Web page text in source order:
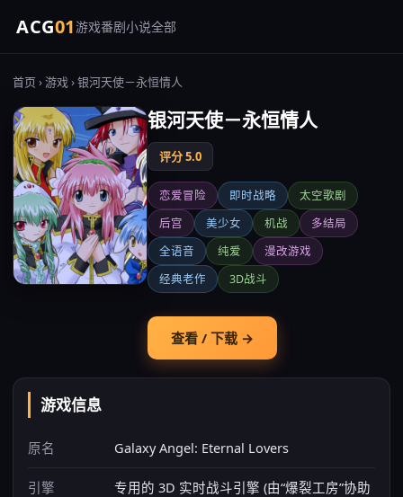
ACG01游戏番剧小说全部
首页 ›游戏› 银河天使－永恒情人
银河天使－永恒情人
评分 5.0
恋爱冒险 即时战略
太空歌剧
后宫
美少女 机战
多结局
全语音
纯爱
漫改游戏
经典老作
3D战斗
查看 / 下载 →
游戏信息
原名 Galaxy Angel: Eternal Lovers
引擎
专用的 3D 实时战斗引擎 (由“爆裂工房”协助